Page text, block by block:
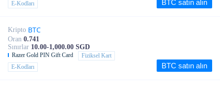
E-Kodları
BTC satın alın
Kripto BTC
Oran 0.741
Sınırlar 10.00-1,000.00 SGD
Razer Gold PIN Gift Card
Fiziksel Kart
E-Kodları
BTC satın alın